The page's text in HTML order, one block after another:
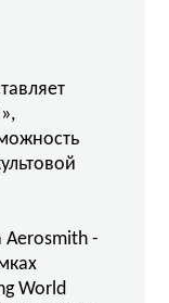
Aerosmith -
World